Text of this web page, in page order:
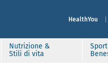
HealthYou
Nutrizione &
Stili di vita